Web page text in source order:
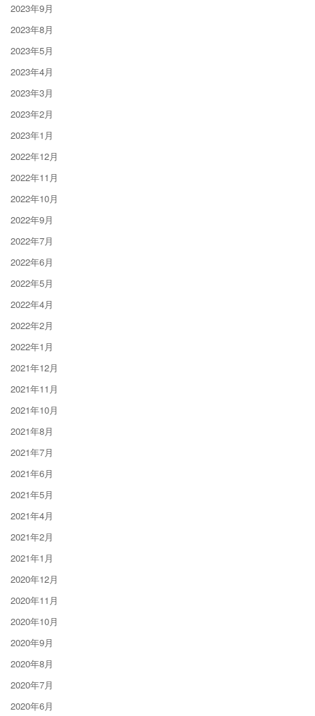
2023年9月
2023年8月
2023年5月
2023年4月
2023年3月
2023年2月
2023年1月
2022年12月
2022年11月
2022年10月
2022年9月
2022年7月
2022年6月
2022年5月
2022年4月
2022年2月
2022年1月
2021年12月
2021年11月
2021年10月
2021年8月
2021年7月
2021年6月
2021年5月
2021年4月
2021年2月
2021年1月
2020年12月
2020年11月
2020年10月
2020年9月
2020年8月
2020年7月
2020年6月